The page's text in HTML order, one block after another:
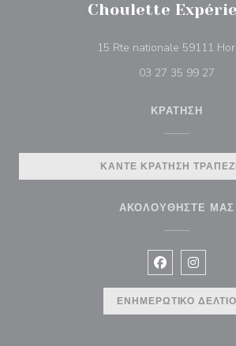
Choulette
15 Rte nationale 59111
03 27 35 99 27
ΚΡΆΤΗΣΗ
ΚΆΝΤΕ ΚΡΆΤΗΣΗ
ΑΚΟΛΟΥΘΉΣΤΕ ΜΑΣ
Facebook
ΕΝΗΜΕΡΩΤΙΚΌ ΔΕΛΤΊΟ